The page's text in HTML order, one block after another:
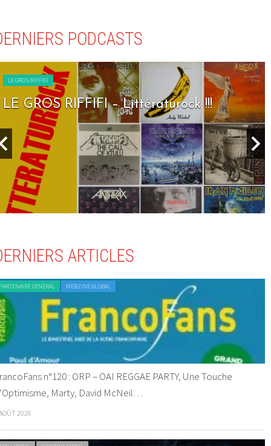
PODCASTS
LE GROS RIFFIFI
LE GROS RIFFIFI – Littératurock !!!
ARTICLES
GENERAL WEBZINE GLOBAL
n°120 : ORP – OAI REGGAE PARTY, Une Touche
Marty, David McNeil…
2026